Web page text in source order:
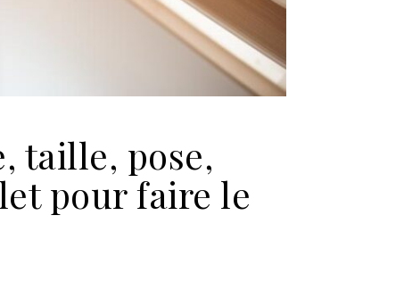
taille, pose,
pour faire le